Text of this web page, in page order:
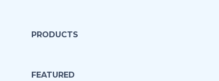
PRODUCTS
FEATURED